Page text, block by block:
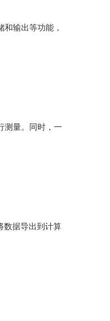
输出等功能，
测量。同时，一
数据导出到计算